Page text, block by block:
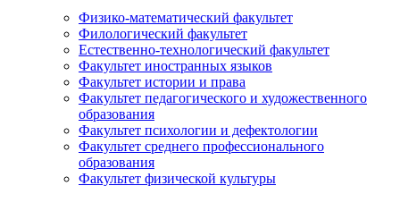
Физико-математический факультет
Филологический факультет
Естественно-технологический факультет
Факультет иностранных языков
Факультет истории и права
Факультет педагогического и художественного
образования
Факультет психологии и дефектологии
Факультет среднего профессионального
образования
Факультет физической культуры